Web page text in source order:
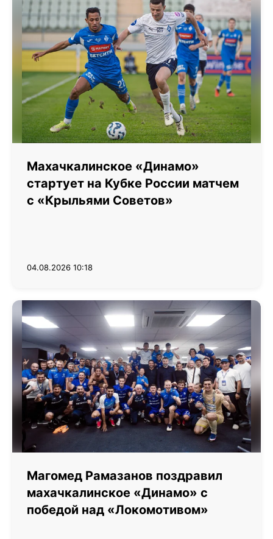
Махачкалинское «Динамо»
стартует на Кубке России матчем
с «Крыльями Советов»
04.08.2026 10:18
Магомед Рамазанов поздравил
махачкалинское «Динамо» с
победой над «Локомотивом»